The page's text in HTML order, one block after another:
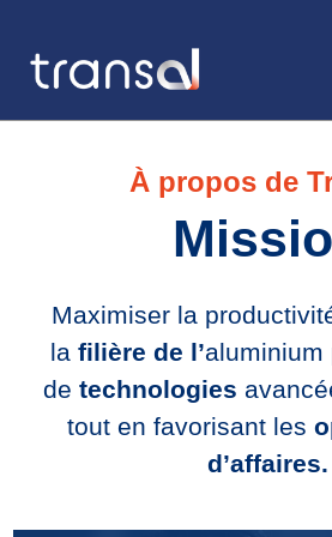
PUBLICATIONS
Consortium TIC
ExploIT
Estim.ai
Appel à tous
À propos de
Maximiser la
la filière de l’aluminium
detechnologies
tout en favorisant les
d’affaires.